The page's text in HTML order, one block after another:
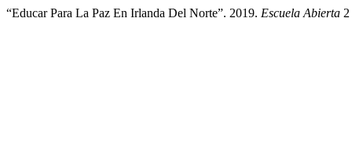
“Educar Para La Paz En Irlanda Del Norte”. 2019. Escuela Abierta